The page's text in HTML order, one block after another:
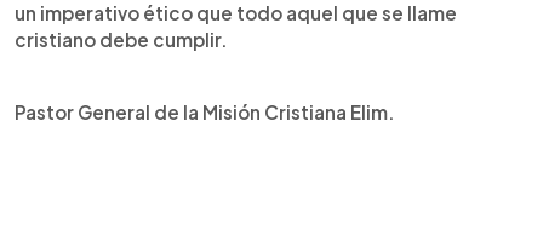
un imperativo ético que todo aquel que se llame
cristiano debe cumplir.
Pastor General de la Misión Cristiana Elim.